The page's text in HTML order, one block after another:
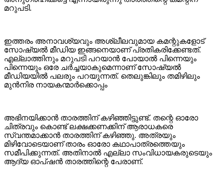
മറുപടി.
ഇത്തരം അനാവശ്യവും അശ്ലീലവുമായ കമന്റുകളോട്
സോഷ്യൽ മീഡിയ ഇങ്ങനെയാണ് പ്രതികരിക്കേണ്ടത്.
എല്ലാത്തിനും മറുപടി പറയാൻ പോയാൽ പിന്നെയും
പിന്നെയും ഒരേ ചർച്ചയാകുമെന്നാണ് സോഷ്യൽ
മീഡിയയിൽ പലരും പറയുന്നത്. തെലുങ്കിലും തമിഴിലും
മുൻനിര നായകന്മാർക്കൊപ്പം
അഭിനയിക്കാൻ താരത്തിന് കഴിഞ്ഞിട്ടുണ്ട്. തന്റെ ഓരോ
ചിത്രവും കൊണ്ട് ലക്ഷക്കണക്കിന് ആരാധകരെ
സ്വന്തമാക്കാൻ താരത്തിന് കഴിഞ്ഞു. അത്രയും
മിഴിവോടെയാണ് താരം ഓരോ കഥാപാത്രത്തെയും
സമീപിക്കുന്നത്. അതിനാൽ എല്ലാ സംവിധായകരുടെയും
ആദ്യ ഓപ്ഷൻ താരത്തിന്റെ പേരാണ്.